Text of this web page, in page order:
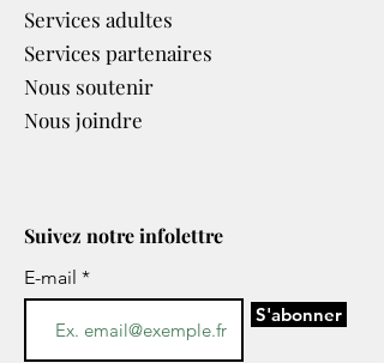
Services adultes
Services partenaires​
Nous soutenir
Nous joindre
Suivez notre infolettre
E-mail
S'abonner